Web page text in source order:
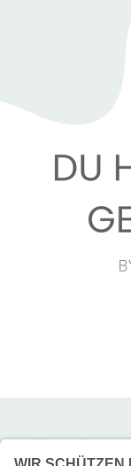
Bitte